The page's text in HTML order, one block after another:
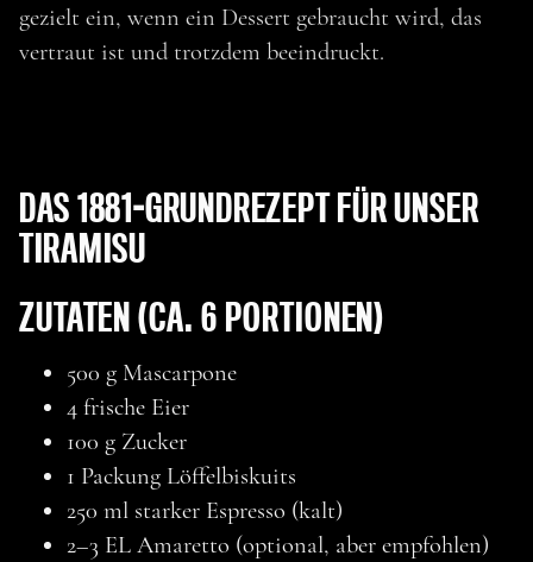
zurück
KLASSISCHES
TIRAMISU – DAS
ORIGINAL 1881-
REZEPT
gezielt ein, wenn ein Dessert gebraucht wird, das
vertraut ist und trotzdem beeindruckt.
DAS 1881-GRUNDREZEPT FÜR UNSER
TIRAMISU
ZUTATEN (CA. 6 PORTIONEN)
500 g Mascarpone
4 frische Eier
100 g Zucker
1 Packung Löffelbiskuits
250 ml starker Espresso (kalt)
2–3 EL Amaretto (optional, aber empfohlen)